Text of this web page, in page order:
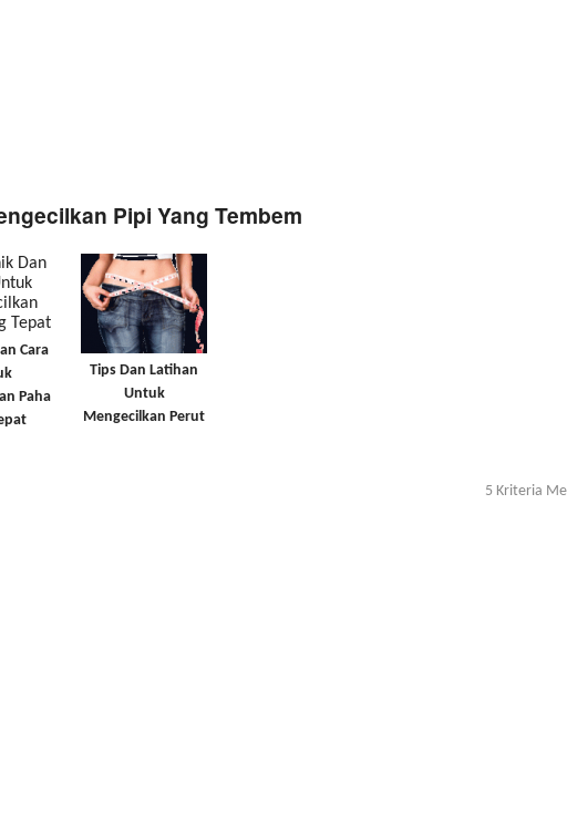
Pipi Yang Tembem
Cara
Paha
Tips Dan Latihan
Untuk
Mengecilkan Perut
5 Kriteria